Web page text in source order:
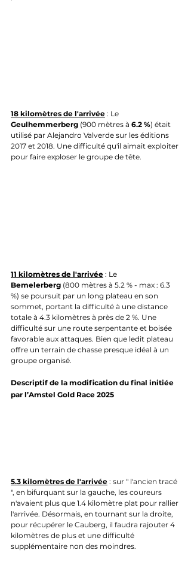
18 kilomètres de l'arrivée : Le
Geulhemmerberg (900 mètres à 6.2 %) était
utilisé par Alejandro Valverde sur les éditions
2017 et 2018. Une difficulté qu'il aimait exploiter
pour faire exploser le groupe de tête.
11 kilomètres de l'arrivée : Le
Bemelerberg (800 mètres à 5.2 % - max : 6.3
%) se poursuit par un long plateau en son
sommet, portant la difficulté à une distance
totale à 4.3 kilomètres à près de 2 %. Une
difficulté sur une route serpentante et boisée
favorable aux attaques. Bien que ledit plateau
offre un terrain de chasse presque idéal à un
groupe organisé.
Descriptif de la modification du final initiée
par l’Amstel Gold Race 2025
5.3 kilomètres de l'arrivée : sur " l'ancien tracé
", en bifurquant sur la gauche, les coureurs
n'avaient plus que 1.4 kilomètre plat pour rallier
l'arrivée. Désormais, en tournant sur la droite,
pour récupérer le Cauberg, il faudra rajouter 4
kilomètres de plus et une difficulté
supplémentaire non des moindres.